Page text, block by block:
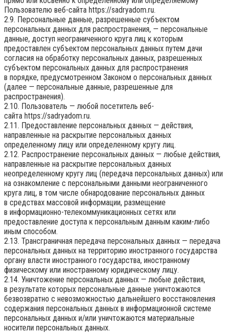
Пользователю веб-сайта https://sadryadom.ru.
2.9. Персональные данные, разрешенные субъектом
персональных данных для распространения, — персональные
данные, доступ неограниченного круга лиц к которым
предоставлен субъектом персональных данных путем дачи
согласия на обработку персональных данных, разрешенных
субъектом персональных данных для распространения
в порядке, предусмотренном Законом о персональных данных
(далее — персональные данные, разрешенные для
распространения).
2.10. Пользователь — любой посетитель веб-
сайта https://sadryadom.ru.
2.11. Предоставление персональных данных — действия,
направленные на раскрытие персональных данных
определенному лицу или определенному кругу лиц.
2.12. Распространение персональных данных — любые действия,
направленные на раскрытие персональных данных
неопределенному кругу лиц (передача персональных данных) или
на ознакомление с персональными данными неограниченного
круга лиц, в том числе обнародование персональных данных
в средствах массовой информации, размещение
в информационно-телекоммуникационных сетях или
предоставление доступа к персональным данным каким-либо
иным способом.
2.13. Трансграничная передача персональных данных — передача
персональных данных на территорию иностранного государства
органу власти иностранного государства, иностранному
физическому или иностранному юридическому лицу.
2.14. Уничтожение персональных данных — любые действия,
в результате которых персональные данные уничтожаются
безвозвратно с невозможностью дальнейшего восстановления
содержания персональных данных в информационной системе
персональных данных и/или уничтожаются материальные
носители персональных данных.